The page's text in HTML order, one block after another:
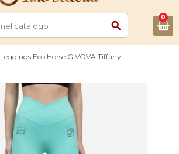
search
0
Leggings Eco Horse GIVOVA Tiffany